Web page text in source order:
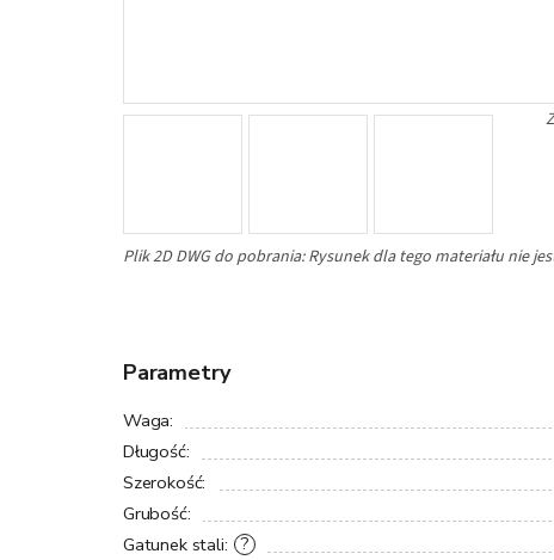
Plik 2D DWG do pobrania: Rysunek dla tego materiału nie
Parametry
Waga:
Długość:
Szerokość:
Grubość:
?
Gatunek stali: